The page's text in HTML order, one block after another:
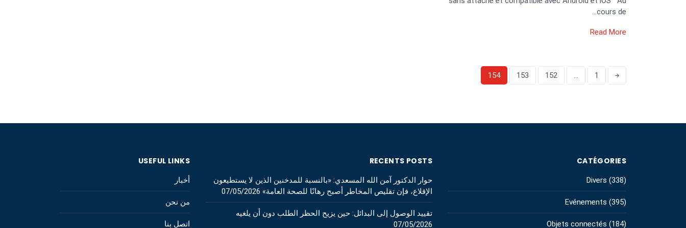
cours de…
Read More
1
…
152
153
154
CATÉGORIES
Divers (338)
Evénements (395)
Objets connectés (184)
RECENTS POSTS
حوار الدكتور آمن الله المسعدي: «بالنسبة للمدخنين الذين لا يستطيعون
الإقلاع، فإن تقليص المخاطر أصبح رهانًا للصحة العامة» 07/05/2026
تقييد الوصول إلى البدائل: حين يزيح الحظر الطلب دون أن يلغيه
07/05/2026
USEFUL LINKS
أخبار
من نحن
اتصل بنا